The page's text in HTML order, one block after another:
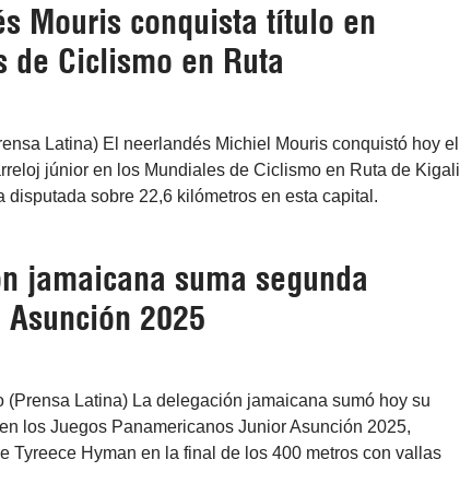
Mouris conquista título en
de Ciclismo en Ruta
Latina) El neerlandés Michiel Mouris conquistó hoy el
júnior en los Mundiales de Ciclismo en Ruta de Kigali
disputada sobre 22,6 kilómetros en esta capital.
jamaicana suma segunda
2025
(Prensa Latina) La delegación jamaicana sumó hoy su
los Juegos Panamericanos Junior Asunción 2025,
Tyreece Hyman en la final de los 400 metros con vallas